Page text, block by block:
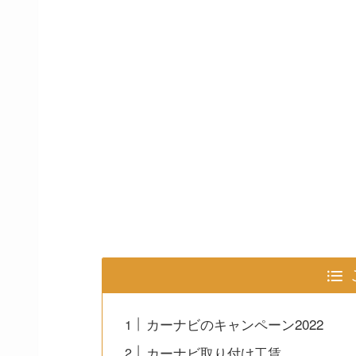
カーナビのキャンペーン2022